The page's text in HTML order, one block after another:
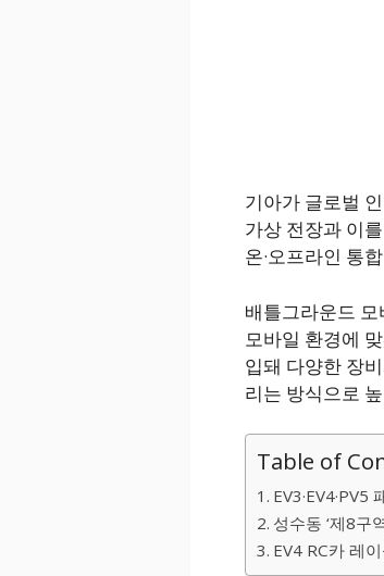
기아가 글로벌
가상 전장과 이
온·오프라인 통
배틀그라운드
모바일 환경에
입돼 다양한 장
리는 방식으로
Table of
성수동 ‘제8구
EV4 RC카 레